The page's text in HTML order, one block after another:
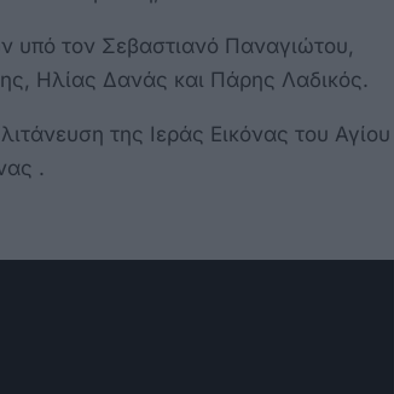
υπό τον Σεβαστιανό Παναγιώτου,
Ηλίας Δανάς και Πάρης Λαδικός.
της Ιεράς Εικόνας του Αγίου
.